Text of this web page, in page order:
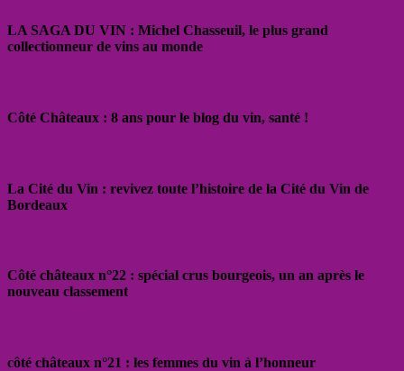
LA SAGA DU VIN : Michel Chasseuil, le plus grand
collectionneur de vins au monde
Côté Châteaux : 8 ans pour le blog du vin, santé !
La Cité du Vin : revivez toute l’histoire de la Cité du Vin de
Bordeaux
Côté châteaux n°22 : spécial crus bourgeois, un an après le
nouveau classement
côté châteaux n°21 : les femmes du vin à l’honneur